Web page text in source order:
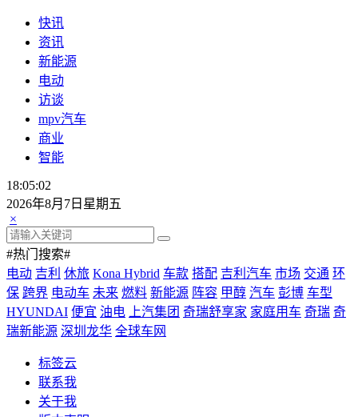
快讯
资讯
新能源
电动
访谈
mpv汽车
商业
智能
18:05:02
2026年8月7日星期五
×
#热门搜索#
电动 吉利 休旅 Kona Hybrid 车款 搭配 吉利汽车 市场 交通 环
保 跨界 电动车 未来 燃料 新能源 阵容 甲醇 汽车 彭博 车型
HYUNDAI 便宜 油电 上汽集团 奇瑞舒享家 家庭用车 奇瑞 奇
瑞新能源 深圳龙华 全球车网
标签云
联系我
关于我